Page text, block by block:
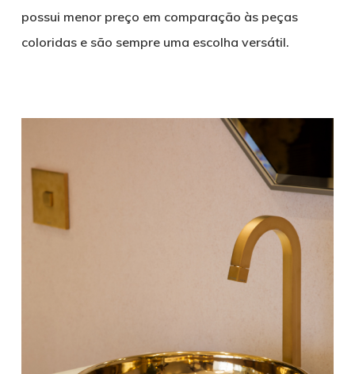
possui menor preço em comparação às peças
coloridas e são sempre uma escolha versátil.